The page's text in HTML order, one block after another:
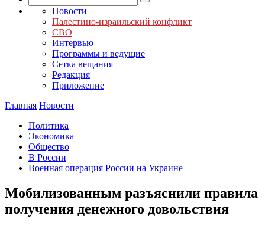
Новости
Палестино-израильский конфликт
СВО
Интервью
Программы и ведущие
Сетка вещания
Редакция
Приложение
Главная Новости
Политика
Экономика
Общество
В России
Военная операция России на Украине
Мобилизованным разъяснили правила
получения денежного довольствия